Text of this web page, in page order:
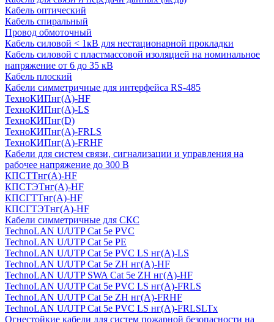
Кабель оптический
Кабель спиральный
Провод обмоточный
Кабель силовой < 1кВ для нестационарной прокладки
Кабель силовой с пластмассовой изоляцией на номинальное
напряжение от 6 до 35 кВ
Кабель плоский
Кабели симметричные для интерфейса RS-485
ТеxноКИПнг(A)-HF
ТеxноКИПнг(A)-LS
ТеxноКИПнг(D)
ТехноКИПнг(A)-FRLS
ТехноКИПнг(A)-FRHF
Кабели для систем связи, сигнализации и управления на
рабочее напряжение до 300 В
КПСТТнг(A)-HF
КПСТЭТнг(A)-HF
КПСГТТнг(A)-HF
КПСГТЭТнг(A)-HF
Кабели симметричные для СКС
TechnoLAN U/UTP Cat 5e PVC
TechnoLAN U/UTP Cat 5e PE
TechnoLAN U/UTP Cat 5e PVC LS нг(A)-LS
TechnoLAN U/UTP Cat 5e ZH нг(A)-HF
TechnoLAN U/UTP SWA Cat 5e ZH нг(A)-HF
TechnoLAN U/UTP Cat 5e PVC LS нг(A)-FRLS
TechnoLAN U/UTP Cat 5e ZH нг(A)-FRHF
TechnoLAN U/UTP Cat 5e PVC LS нг(A)-FRLSLTx
Огнестойкие кабели для систем пожарной безопасности на